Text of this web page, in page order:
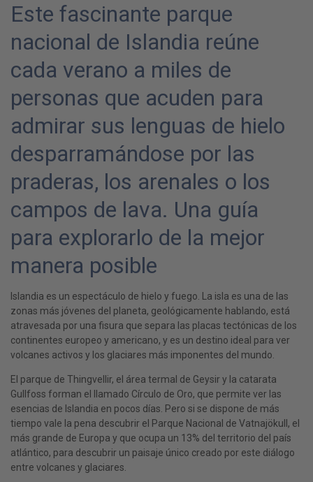
Este fascinante parque
nacional de Islandia reúne
cada verano a miles de
personas que acuden para
admirar sus lenguas de hielo
desparramándose por las
praderas, los arenales o los
campos de lava. Una guía
para explorarlo de la mejor
manera posible
Islandia es un espectáculo de hielo y fuego. La isla es una de las
zonas más jóvenes del planeta, geológicamente hablando, está
atravesada por una fisura que separa las placas tectónicas de los
continentes europeo y americano, y es un destino ideal para ver
volcanes activos y los glaciares más imponentes del mundo.
El parque de Thingvellir, el área termal de Geysir y la catarata
Gullfoss forman el llamado Círculo de Oro, que permite ver las
esencias de Islandia en pocos días. Pero si se dispone de más
tiempo vale la pena descubrir el Parque Nacional de Vatnajökull, el
más grande de Europa y que ocupa un 13% del territorio del país
atlántico, para descubrir un paisaje único creado por este diálogo
entre volcanes y glaciares.